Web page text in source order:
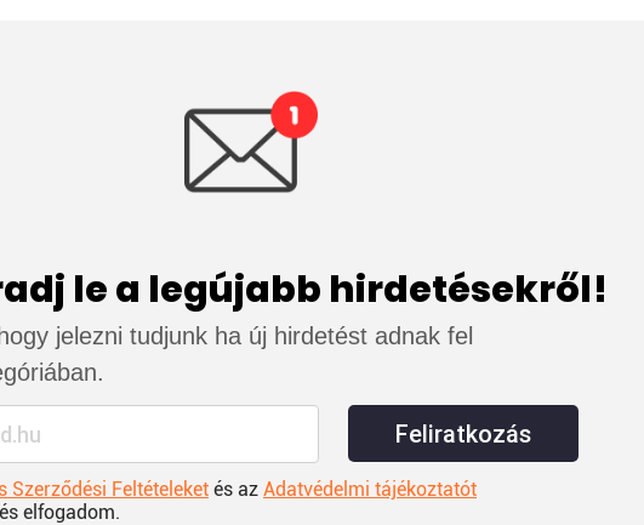
le a legújabb hirdetésekről!
jelezni tudjunk ha új hirdetést adnak fel
Feliratkozás
Szerződési Feltételeket és az Adatvédelmi tájékoztatót
elfogadom.